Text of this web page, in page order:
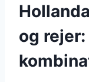
og